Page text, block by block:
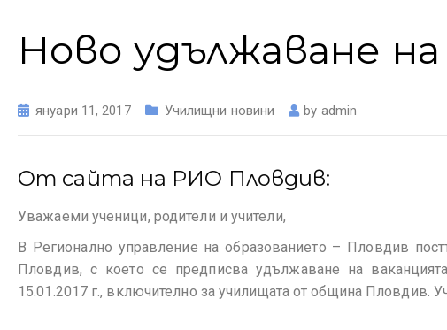
Ново удължаване
януари 11, 2017 Училищни новини by admin
От сайта на РИО Пловдив:
Уважаеми ученици, родители и учители,
В Регионално управление на образованието – Пловдив
Пловдив, с което се предписва удължаване на
15.01.2017 г., включително за училищата от община Пловдив.